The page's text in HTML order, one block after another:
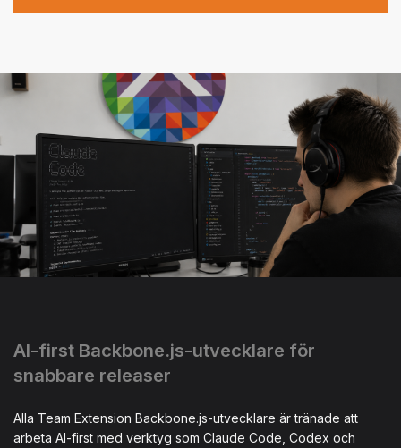
AI-first Backbone.js-utvecklare för
snabbare releaser
Alla Team Extension Backbone.js-utvecklare är tränade att
arbeta AI-first med verktyg som Claude Code, Codex och